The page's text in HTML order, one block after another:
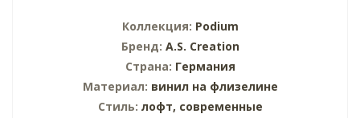
Коллекция: Podium
Бренд: A.S. Creation
Страна: Германия
Материал: винил на флизелине
Стиль: лофт, современные